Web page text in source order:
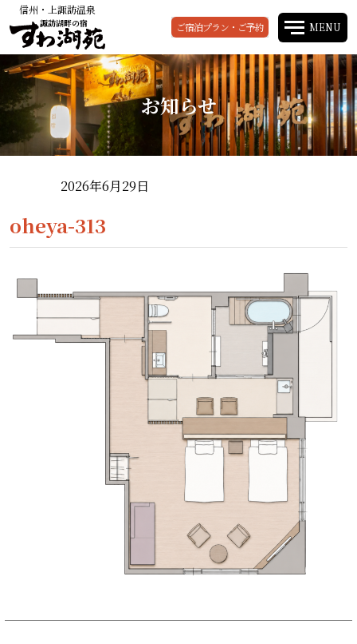
信州・上諏訪温泉
諏訪湖畔の宿 ご宿泊プラン・ご予約 MENU
お知らせ
2026年6月29日
oheya-313